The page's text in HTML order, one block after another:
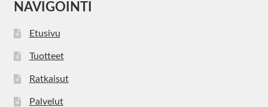
NAVIGOINTI
Etusivu
Tuotteet
Ratkaisut
Palvelut